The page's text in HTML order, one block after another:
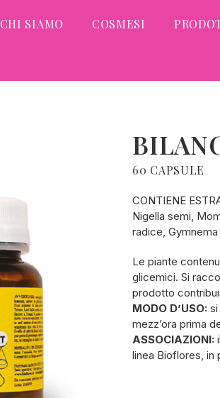
CHI SIAMO COSMESI
60 CAPSULE
CONTIENE
Nigella semi,
radice,
Le piante
glicemici. Si
prodotto
MODO D’USO: si
mezz’ora prima
ASSOCIAZIONI:
linea Bioflores, in